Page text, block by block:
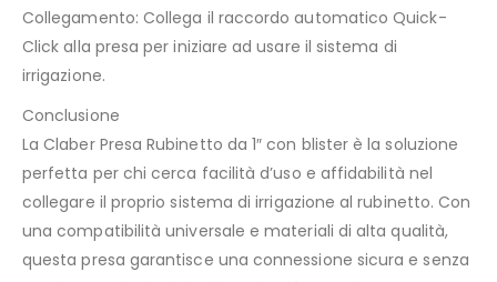
Collegamento: Collega il raccordo automatico Quick-
Click alla presa per iniziare ad usare il sistema di
irrigazione.
Conclusione
La Claber Presa Rubinetto da 1″ con blister è la soluzione
perfetta per chi cerca facilità d’uso e affidabilità nel
collegare il proprio sistema di irrigazione al rubinetto. Con
una compatibilità universale e materiali di alta qualità,
questa presa garantisce una connessione sicura e senza